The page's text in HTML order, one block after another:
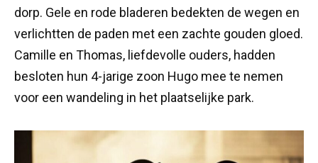
dorp. Gele en rode bladeren bedekten de wegen en
verlichtten de paden met een zachte gouden gloed.
Camille en Thomas, liefdevolle ouders, hadden
besloten hun 4-jarige zoon Hugo mee te nemen
voor een wandeling in het plaatselijke park.